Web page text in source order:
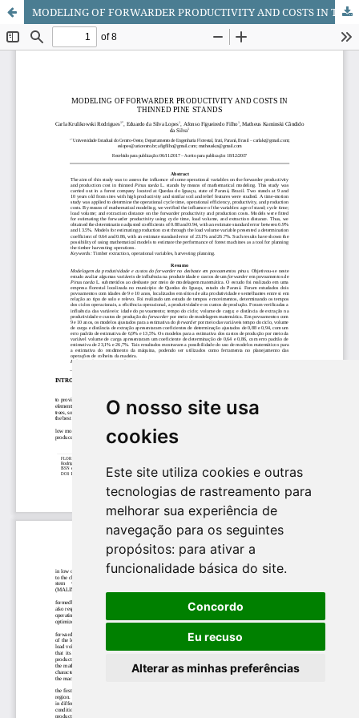
O nosso site usa
cookies
Este site utiliza cookies e outras
tecnologias de rastreamento para
melhorar sua experiência de
navegação para os seguintes
propósitos: para ativar a
funcionalidade básica do site.
Concordo
Eu recuso
Alterar as minhas preferências
MODELING OF FORWARDER PRODUCTIVITY AND COSTS IN THINNED PINE STANDS